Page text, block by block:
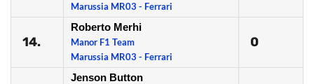
Marussia MR03 - Ferrari
14.
Roberto Merhi
Manor F1 Team
Marussia MR03 - Ferrari
0
Jenson Button